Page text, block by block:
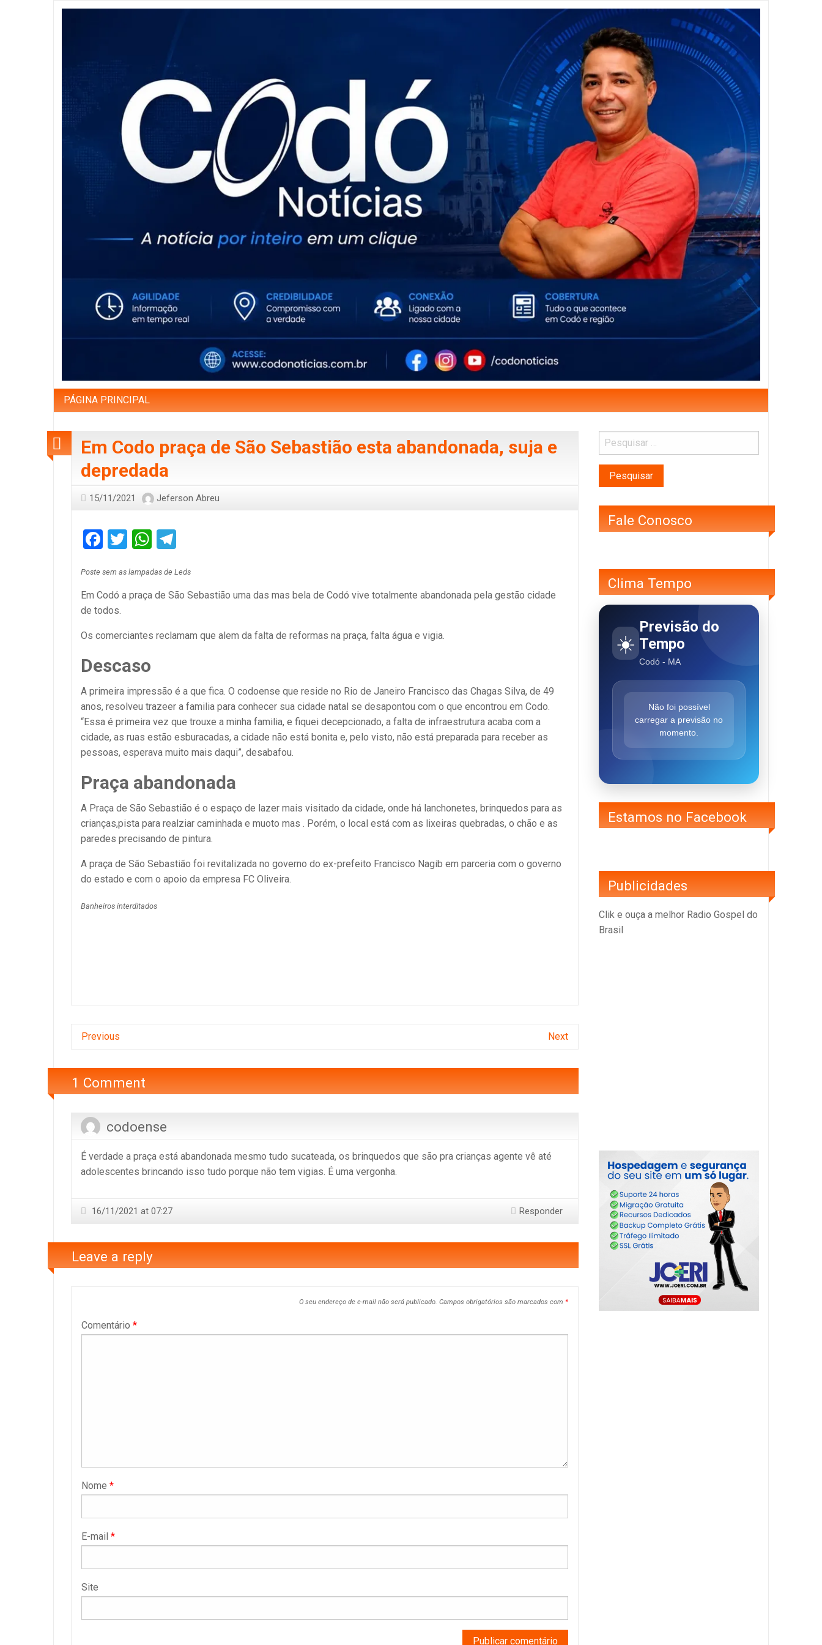
PÁGINA PRINCIPAL
Em Codo praça de São Sebastião esta abandonada, suja e
depredada
15/11/2021 Jeferson Abreu
Facebook
TwitterWhatsApp
Poste sem as lampadas de Leds
Em Codó a praça de São Sebastião uma das mas bela de Codó vive totalmente abandonada pela gestão cidade
de todos.
Os comerciantes reclamam que alem da falta de reformas na praça, falta água e vigia.
Descaso
A primeira impressão é a que fica. O codoense que reside no Rio de Janeiro Francisco das Chagas Silva, de 49
anos, resolveu trazeer a familia para conhecer sua cidade natal se desapontou com o que encontrou em Codo.
“Essa é primeira vez que trouxe a minha familia, e fiquei decepcionado, a falta de infraestrutura acaba com a
cidade, as ruas estão esburacadas, a cidade não está bonita e, pelo visto, não está preparada para receber as
pessoas, esperava muito mais daqui”, desabafou.
Praça abandonada
A Praça de São Sebastião é o espaço de lazer mais visitado da cidade, onde há lanchonetes, brinquedos para as
crianças,pista para realziar caminhada e muoto mas . Porém, o local está com as lixeiras quebradas, o chão e as
paredes precisando de pintura.
A praça de São Sebastião foi revitalizada no governo do ex-prefeito Francisco Nagib em parceria com o governo
do estado e com o apoio da empresa FC Oliveira.
Banheiros interditados
Previous Next
1 Comment
codoense
É verdade a praça está abandonada mesmo tudo sucateada, os brinquedos que são pra crianças agente vê até
adolescentes brincando isso tudo porque não tem vigias. É uma vergonha.
16/11/2021 at 07:27 Responder
Leave a reply
O seu endereço de e-mail não será publicado. Campos obrigatórios são marcados com *
Comentário *
Nome *
E-mail *
Site
Fale Conosco
Clima Tempo
☀️
Previsão do
Tempo
Codó - MA
Não foi possível
carregar a previsão no
momento.
Estamos no Facebook
Publicidades
Clik e ouça a melhor Radio Gospel do
Brasil